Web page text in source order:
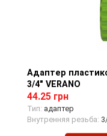
Адаптер
3/4" VERANO
44.25 грн
Тип: адаптер
Внутренняя резьба: